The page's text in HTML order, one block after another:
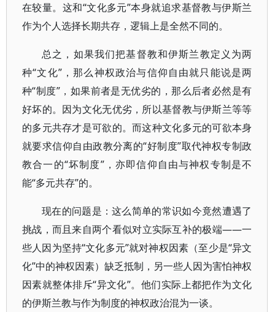
在较量。这和“文化多元”本身就追求基督教与伊斯兰
作为个人选择长期共存，逻辑上是全然不同的。
总之，如果我们把基督教和伊斯兰教定义为两
种“文化”，那么神权政治与信仰自由就只能说是两
种“制度”，如果前者是无优劣的，那么后者必然是有
好坏的。因为文化无优劣，所以基督教与伊斯兰等等
的多元共存才是可欲的。而这种文化多元的可欲本身
就要求信仰自由政教分离的“好制度”取代神权专制政
教合一的“坏制度”，亦即信仰自由与神权专制是不
能“多元共存”的。
现在的问题是：这么简单的常识如今竟然遭遇了
挑战，而且来自两个看似对立实际互补的极端——一
些人因为坚持“文化多元”就对神权因素（至少是“异文
化”中的神权因素）缺乏抵制，另一些人因为害怕神权
因素就整体排斥“异文化”。他们实际上都把作为文化
的伊斯兰教与作为制度的神权政治混为一谈。